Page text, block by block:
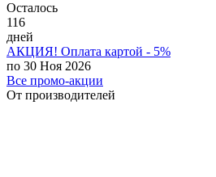
Осталось
116
дней
АКЦИЯ! Оплата картой - 5%
по 30 Ноя 2026
Все промо-акции
От производителей